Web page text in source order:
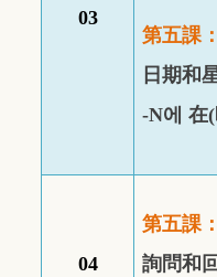
03
第五課
日期和
-N에 在(
04
第五課
詢問和